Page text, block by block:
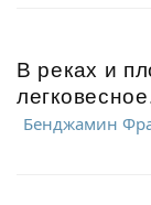
В реках и
Бенджамин